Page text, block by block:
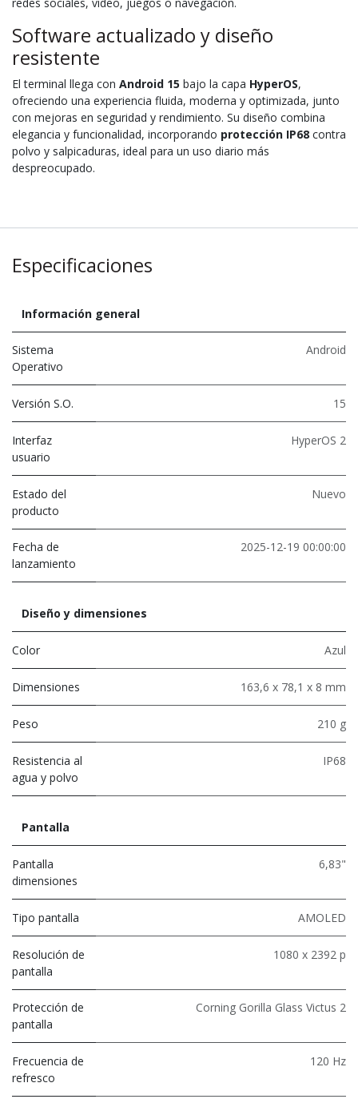
Software actualizado y diseño
resistente
El terminal llega con Android 15 bajo la capa HyperOS,
ofreciendo una experiencia fluida, moderna y optimizada, junto
con mejoras en seguridad y rendimiento. Su diseño combina
elegancia y funcionalidad, incorporando protección IP68 contra
polvo y salpicaduras, ideal para un uso diario más
despreocupado.
Especificaciones
Información general
Sistema
Operativo
Android
Versión S.O. 15
Interfaz
usuario
HyperOS 2
Estado del
producto
Nuevo
Fecha de
lanzamiento
2025-12-19 00:00:00
Diseño y dimensiones
Color Azul
Dimensiones 163,6 x 78,1 x 8 mm
Peso 210 g
Resistencia al
agua y polvo
IP68
Pantalla
Pantalla
dimensiones
6,83"
Tipo pantalla AMOLED
Resolución de
pantalla
1080 x 2392 p
Protección de
pantalla
Corning Gorilla Glass Victus 2
Frecuencia de
refresco
120 Hz